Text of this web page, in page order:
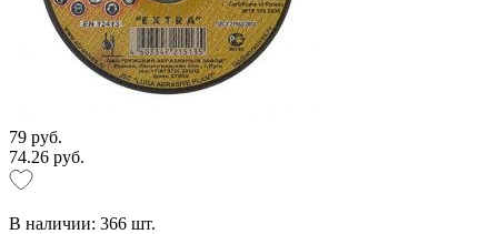
79 руб.
74.26 руб.
В наличии: 366 шт.